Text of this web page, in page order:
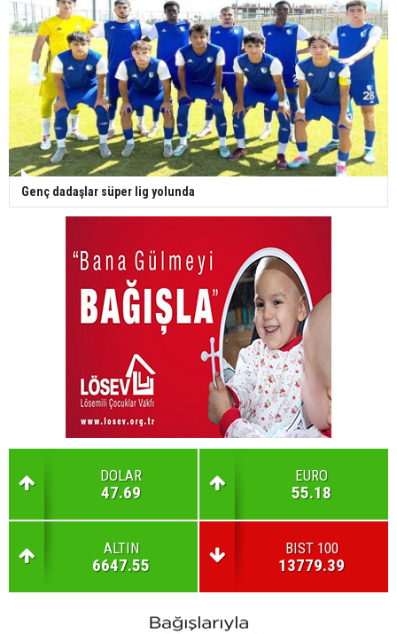
Genç dadaşlar süper lig yolunda
DOLAR
47.69
EURO
55.18
ALTIN
6647.55
BIST 100
13779.39